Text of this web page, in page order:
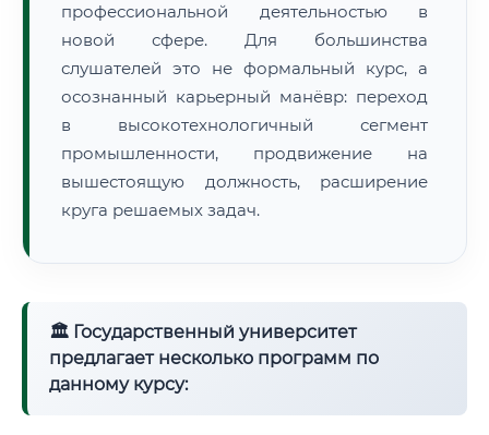
профессиональной деятельностью в
новой сфере. Для большинства
слушателей это не формальный курс, а
осознанный карьерный манёвр: переход
в высокотехнологичный сегмент
промышленности, продвижение на
вышестоящую должность, расширение
круга решаемых задач.
🏛 Государственный университет
предлагает несколько программ по
данному курсу: